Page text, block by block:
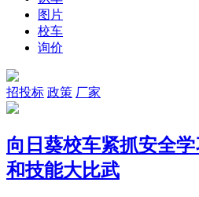
图片
校车
询价
招投标 政策 厂家
向日葵校车紧抓安全
和技能大比武